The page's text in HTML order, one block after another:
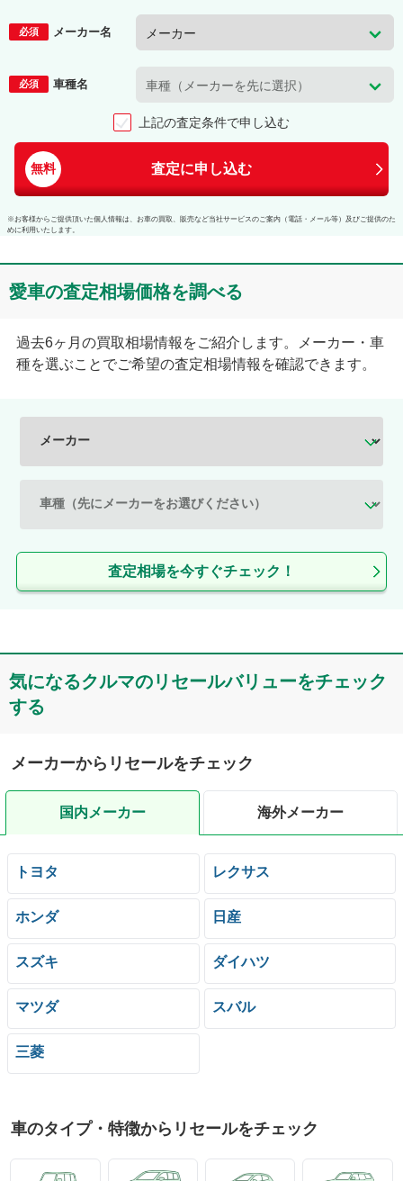
必須 メーカー名
必須 車種名
上記の査定条件で申し込む
無料 査定に申し込む
※お客様からご提供頂いた個人情報は、お車の買取、販売など当社サービスのご案内（電話・メール等）及びご提供のた
めに利用いたします。
愛車の査定相場価格を調べる
過去6ヶ月の買取相場情報をご紹介します。メーカー・車
種を選ぶことでご希望の査定相場情報を確認できます。
査定相場を今すぐチェック！
気になるクルマのリセールバリューをチェック
する
メーカーからリセールをチェック
国内メーカー 海外メーカー
トヨタ レクサス
ホンダ 日産
スズキ ダイハツ
マツダ スバル
三菱
車のタイプ・特徴からリセールをチェック